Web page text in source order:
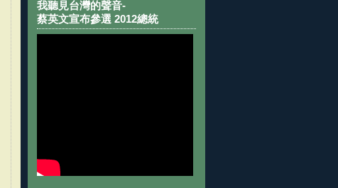
我聽見台灣的聲音-
蔡英文宣布參選 2012總統